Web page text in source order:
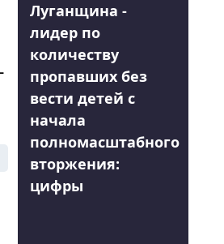
Луганщина -
лидер по
количеству
пропавших без
вести детей с
начала
полномасштабного
вторжения:
цифры